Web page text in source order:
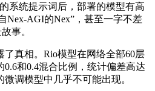
系统提示词后，部署的模型有高
Nex-AGI的Nex”，甚至一字不差
事。
了真相。Rio模型在网络全部60层
和0.4混合比例，统计偏差高达
调模型中几乎不可能出现。